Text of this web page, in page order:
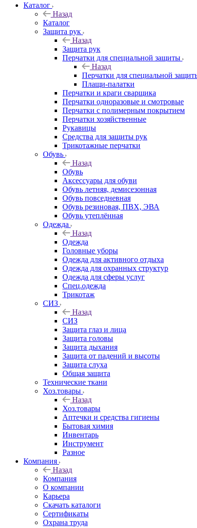
Каталог
Назад
Каталог
Защита рук
Назад
Защита рук
Перчатки для специальной защиты
Назад
Перчатки для специальной
Плащи-палатки
Перчатки и краги сварщика
Перчатки одноразовые и смотровые
Перчатки с полимерным покрытием
Перчатки хозяйственные
Рукавицы
Средства для защиты рук
Трикотажные перчатки
Обувь
Назад
Обувь
Аксессуары для обуви
Обувь летняя, демисезонная
Обувь повседневная
Обувь резиновая, ПВХ, ЭВА
Обувь утеплённая
Одежда
Назад
Одежда
Головные уборы
Одежда для активного отдыха
Одежда для охранных структур
Одежда для сферы услуг
Спец.одежда
Трикотаж
СИЗ
Назад
СИЗ
Защита глаз и лица
Защита головы
Защита дыхания
Защита от падений и высоты
Защита слуха
Общая защита
Технические ткани
Хоз.товары
Назад
Хоз.товары
Аптечки и средства гигиены
Бытовая химия
Инвентарь
Инструмент
Разное
Компания
Назад
Компания
О компании
Карьера
Cкачать каталоги
Сертификаты
Охрана труда